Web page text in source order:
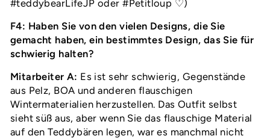
#teddybearLifeJP oder #Petitloup ♡)
F4: Haben Sie von den vielen Designs, die Sie
gemacht haben, ein bestimmtes Design, das Sie für
schwierig halten?
Mitarbeiter A: Es ist sehr schwierig, Gegenstände
aus Pelz, BOA und anderen flauschigen
Wintermaterialien herzustellen. Das Outfit selbst
sieht süß aus, aber wenn Sie das flauschige Material
auf den Teddybären legen, war es manchmal nicht